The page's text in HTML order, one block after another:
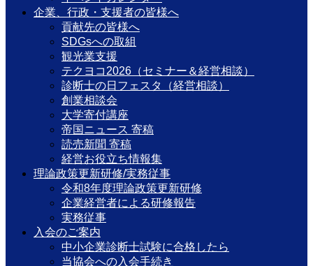
企業、行政・支援者の皆様へ
貢献先の皆様へ
SDGsへの取組
観光業支援
テクヨコ2026（セミナー＆経営相談）
診断士の日フェスタ（経営相談）
創業相談会
大学寄付講座
帝国ニュース 寄稿
読売新聞 寄稿
経営お役立ち情報集
理論政策更新研修/実務従事
令和8年度理論政策更新研修
企業経営者による研修報告
実務従事
入会のご案内
中小企業診断士試験に合格したら
当協会への入会手続き